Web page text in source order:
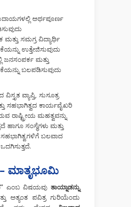
ಅರ್ಥಪೂರ್ಣ
ಮತ್ತು ಸಮಗ್ರ ವಿದ್ಯಾರ್ಥಿ
ಉತ್ತೇಜಿಸುವುದು
ಜನಸಂಪರ್ಕ ಮತ್ತು
ಬಲಪಡಿಸುವುದು
ವ್ಯಾಪ್ತಿ, ಸುಸೂತ್ರ
ಸಹಭಾಗಿತ್ವದ ಕಾರ್ಯವೈಖರಿ
ರಾಷ್ಟ್ರೀಯ ಮಹತ್ವವನ್ನು
ಹಾಗೂ ಸಂಸ್ಥೆಗಳು ಮತ್ತು
ಬಲವಾದ
ಮಾತೃಭೂಮಿ
ಎಂಬ ವಿಷಯವು ತಾಯ್ನಾಡನ್ನು
ಅತ್ಯಂತ ಪವಿತ್ರ ಗುರಿಯೆಂದು